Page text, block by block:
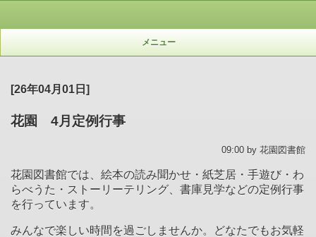
メニュー
[26年04月01日]
花園 4月定例行事
09:00 by 花園図書館
花園図書館では、絵本の読み聞かせ・紙芝居・手遊び・わ
らべうた・ストーリーテリング、書庫見学などの定例行事
を行っています。
みんなで楽しい時間を過ごしませんか。どなたでもお気軽